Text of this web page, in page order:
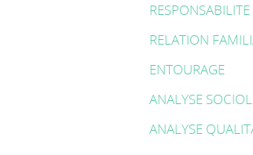
RESPONSABILITE
RELATION
ENTOURAGE
ANALYSE
ANALYSE